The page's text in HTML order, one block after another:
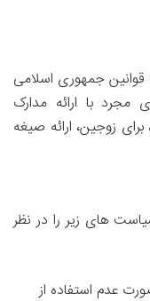
جمهوری اسلامی
با ارائه مدارک
زوجین، ارائه صیغه
های زیر را در نظر
صورت عدم استفاده از